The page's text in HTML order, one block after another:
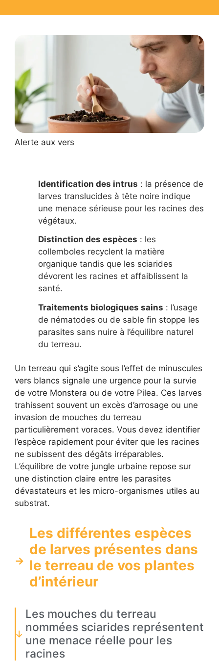
Alerte aux vers
Identification des intrus : la présence de
larves translucides à tête noire indique
une menace sérieuse pour les racines des
végétaux.
Distinction des espèces : les
collemboles recyclent la matière
organique tandis que les sciarides
dévorent les racines et affaiblissent la
santé.
Traitements biologiques sains : l’usage
de nématodes ou de sable fin stoppe les
parasites sans nuire à l’équilibre naturel
du terreau.
Un terreau qui s’agite sous l’effet de minuscules
vers blancs signale une urgence pour la survie
de votre Monstera ou de votre Pilea. Ces larves
trahissent souvent un excès d’arrosage ou une
invasion de mouches du terreau
particulièrement voraces. Vous devez identifier
l’espèce rapidement pour éviter que les racines
ne subissent des dégâts irréparables.
L’équilibre de votre jungle urbaine repose sur
une distinction claire entre les parasites
dévastateurs et les micro-organismes utiles au
substrat.
Les différentes espèces
de larves présentes dans
le terreau de vos plantes
d’intérieur
Les mouches du terreau
nommées sciarides représentent
une menace réelle pour les
racines